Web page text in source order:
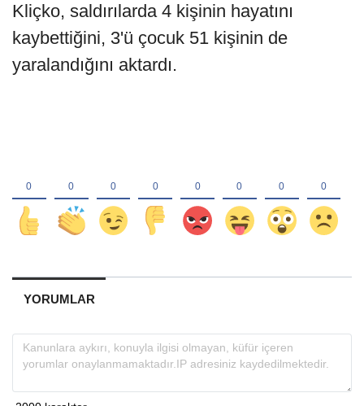
Kliçko, saldırılarda 4 kişinin hayatını
kaybettiğini, 3'ü çocuk 51 kişinin de
yaralandığını aktardı.
YORUMLAR